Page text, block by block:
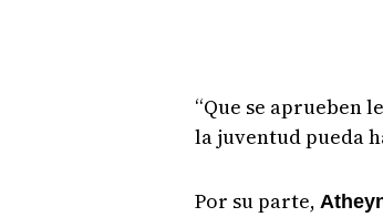
“Que se aprueben
la juventud pueda
Por su parte,